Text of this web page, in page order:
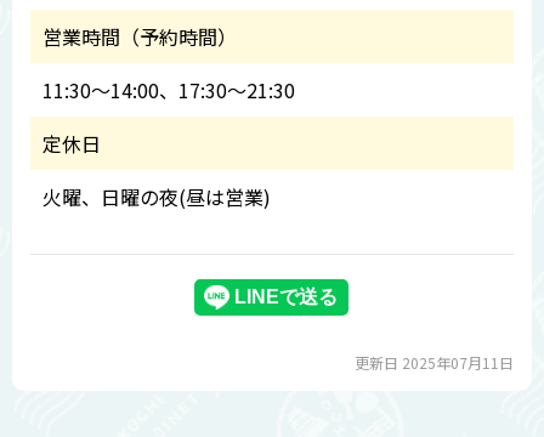
営業時間（予約時間）
11:30～14:00、17:30～21:30
定休日
火曜、日曜の夜(昼は営業)
更新日 2025年07月11日